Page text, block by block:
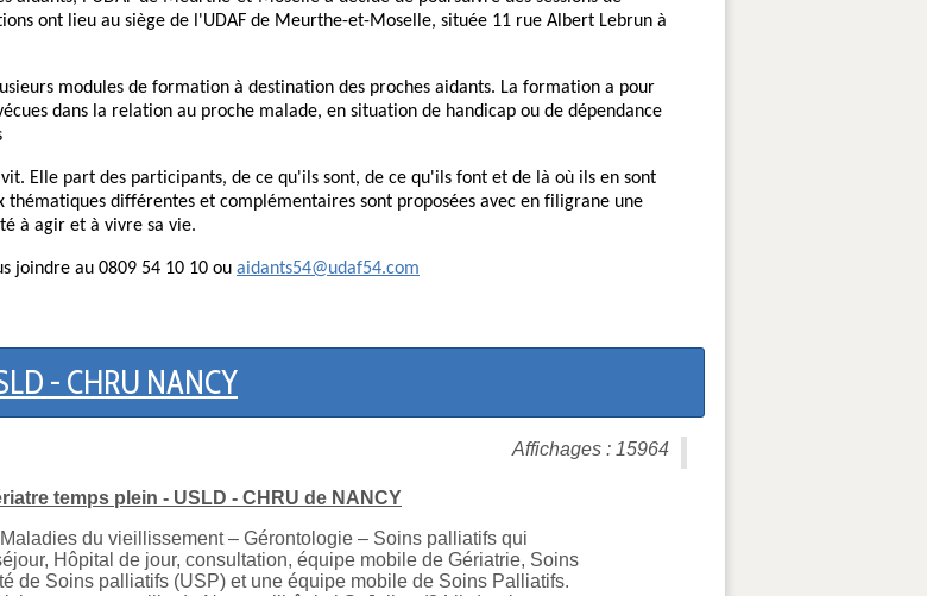
ont lieu au siège de l'UDAF de Meurthe-et-Moselle, située 11 rue Albert Lebrun à
modules de formation à destination des proches aidants. La formation a pour
dans la relation au proche malade, en situation de handicap ou de dépendance
Elle part des participants, de ce qu'ils sont, de ce qu'ils font et de là où ils en sont
thématiques différentes et complémentaires sont proposées avec en filigrane une
à agir et à vivre sa vie.
joindre au 0809 54 10 10 ou aidants54@udaf54.com
- CHRU NANCY
Affichages : 15964
temps plein - USLD - CHRU de NANCY
du vieillissement – Gérontologie – Soins palliatifs qui
Hôpital de jour, consultation, équipe mobile de Gériatrie, Soins
de Soins palliatifs (USP) et une équipe mobile de Soins Palliatifs.